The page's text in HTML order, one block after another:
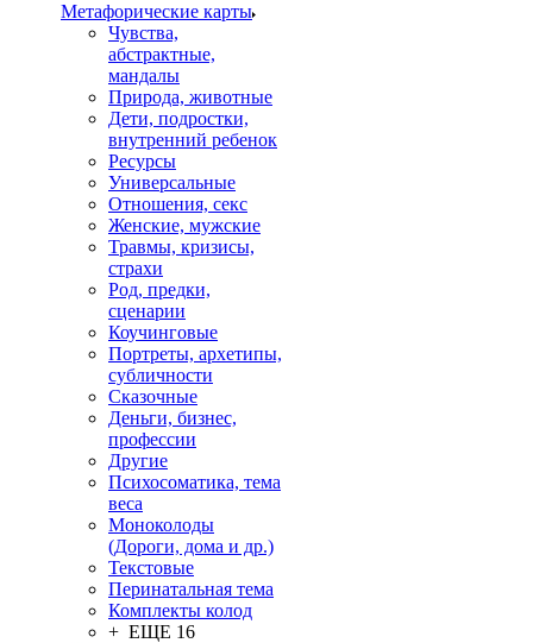
Mетафорические карты
Чувства,
абстрактные,
мандалы
Природа, животные
Дети, подростки,
внутренний ребенок
Ресурсы
Универсальные
Отношения, секс
Женские, мужские
Травмы, кризисы,
страхи
Род, предки,
сценарии
Коучинговые
Портреты, архетипы,
субличности
Сказочные
Деньги, бизнес,
профессии
Другие
Психосоматика, тема
веса
Моноколоды
(Дороги, дома и др.)
Текстовые
Перинатальная тема
Комплекты колод
+ ЕЩЕ 16